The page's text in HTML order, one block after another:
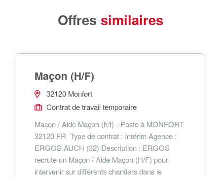
Offres similaires
Maçon (H/F)
32120 Monfort
Contrat de travail temporaire
Maçon / Aide Maçon (h/f) - Poste à MONFORT
32120 FR Type de contrat : Intérim Agence :
ERGOS AUCH (32) Description : ERGOS
recrute un Maçon / Aide Maçon (H/F) pour
intervenir sur différents chantiers dans le